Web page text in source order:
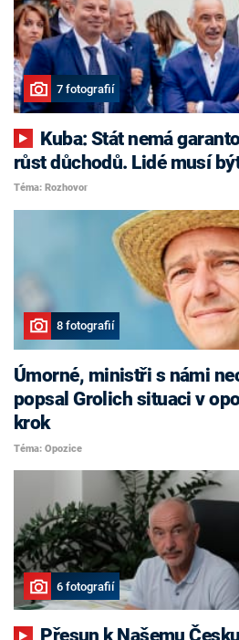
7 fotografií
růst důchodů. Lidé musí
Téma: Rozhovor
8 fotografií
Úmorné, ministři s námi
popsal Grolich situaci v
krok
Téma: Opozice
6 fotografií